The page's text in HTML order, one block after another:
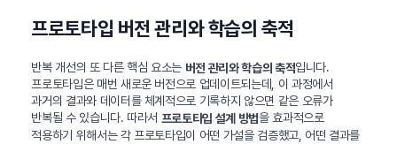
프로토타입 버전 관리와 학습의 축적
반복 개선의 또 다른 핵심 요소는 버전 관리와 학습의 축적입니다.
프로토타입은 매번 새로운 버전으로 업데이트되는데, 이 과정에서
과거의 결과와 데이터를 체계적으로 기록하지 않으면 같은 오류가
반복될 수 있습니다. 따라서 프로토타입 설계 방법을 효과적으로
적용하기 위해서는 각 프로토타입이 어떤 가설을 검증했고, 어떤 결과를